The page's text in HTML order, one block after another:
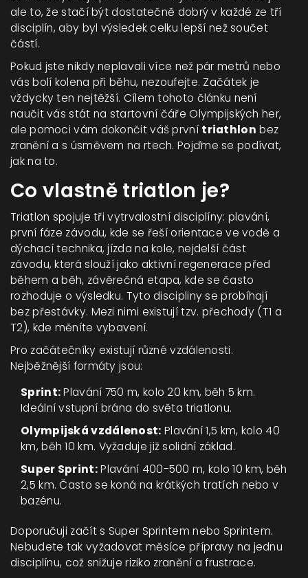
ale to, že stačí být dostatečně dobrý v každé ze tří
disciplín, aby byl výsledek celku lepší než součet
částí.
Pokud jste nikdy neplavali více než pár metrů nebo
vás bolí kolena při běhu, nezoufejte. Začátek je
vždycky ten nejtěžší. Cílem tohoto článku není
naučit vás stát na startovní čáře Olympijských her,
ale pomoci vám dokončit váš první triathlon bez
zranění a s úsměvem na rtech. Pojďme se podívat,
jak na to.
Co vlastně triatlon je?
Triatlon spojuje tři vytrvalostní disciplíny: plavání,
první fáze závodu, kde se řeší orientace ve vodě a
dýchací technika,jízda na kole, nejdelší část
závodu, která slouží jako aktivní regenerace před
během aběh, závěrečná etapa, kde se často
rozhoduje o výsledku. Tyto discipliny se probíhají
bez přestávky. Mezi nimi existují tzv. přechody (T1 a
T2), kde měníte vybavení.
Pro začátečníky existují různé vzdálenosti.
Nejběžnější formáty jsou:
Sprint:Plavání 750 m, kolo 20 km, běh 5 km.
Ideální vstupní brána do světa triatlonu.
Olympijská vzdálenost: Plavání 1,5 km, kolo 40
km, běh 10 km. Vyžaduje již solidní základ.
Super Sprint:Plavání 400-500 m, kolo 10 km, běh
2,5 km. Často se koná na krátkých tratích nebo v
bazénu.
Doporučuji začít s Super Sprintem nebo Sprintem.
Nebudete tak vyžadovat měsíce přípravy na jednu
disciplínu, což snižuje riziko zranění a frustrace.